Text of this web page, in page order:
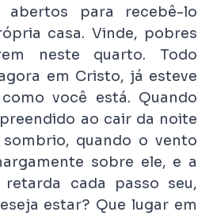
para recebê-lo
casa. Vinde, pobres
neste quarto. Todo
em Cristo, já esteve
você está. Quando
ao cair da noite
quando o vento
sobre ele, e a
retarda cada passo seu,
estar? Que lugar em